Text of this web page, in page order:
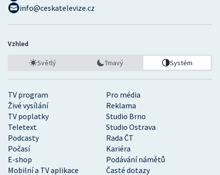
TV program
Pro média
Živé vysílání
Reklama
TV poplatky
Studio Brno
Teletext
Studio Ostrava
Podcasty
Rada ČT
Počasí
Kariéra
E-shop
Podávání námětů
Mobilní a TV aplikace
Časté dotazy
info@ceskatelevize.cz
Vzhled
Světlý Tmavý Systém